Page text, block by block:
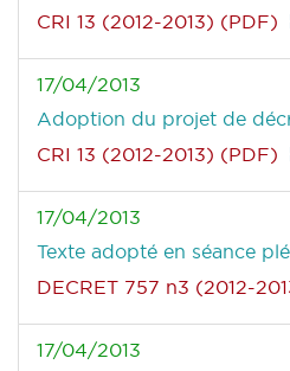
CRI 13 (2012-2013) (PDF)
17/04/2013
Adoption du projet de
CRI 13 (2012-2013) (PDF)
17/04/2013
Texte adopté en séance
DECRET 757 n3 (2012-
17/04/2013